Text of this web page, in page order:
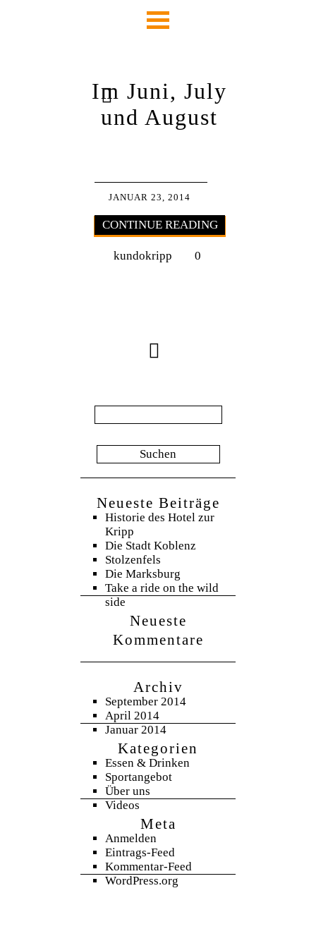
Im Juni, July
und August
JANUAR 23, 2014
CONTINUE READING
kundokripp 0
nach:
Neueste Beiträge
Historie des Hotel zur
Kripp
Die Stadt Koblenz
Stolzenfels
Die Marksburg
Take a ride on the wild
side
Neueste
Kommentare
Archiv
September 2014
April 2014
Januar 2014
Kategorien
Essen & Drinken
Sportangebot
Über uns
Videos
Meta
Anmelden
Eintrags-Feed
Kommentar-Feed
WordPress.org